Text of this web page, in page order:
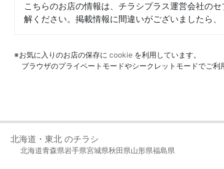
こちらのお店の情報は、チラシプラス運営会社の
解ください。掲載情報に間違いがございましたら、
※お気に入りのお店の保存に cookie を利用しています。
ブラウザのプライベートモードやシークレットモードでご
北海道・東北 のチラシ
北海道青森県岩手県宮城県秋田県山形県福島県